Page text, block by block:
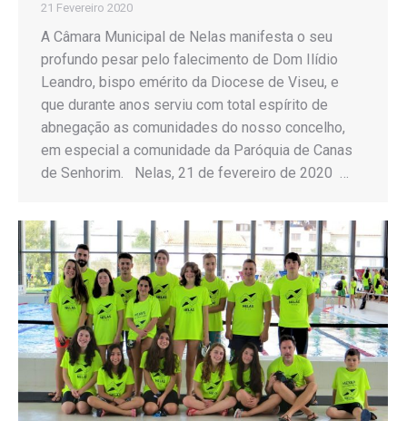
21 Fevereiro 2020
A Câmara Municipal de Nelas manifesta o seu
profundo pesar pelo falecimento de Dom Ilídio
Leandro, bispo emérito da Diocese de Viseu, e
que durante anos serviu com total espírito de
abnegação as comunidades do nosso concelho,
em especial a comunidade da Paróquia de Canas
de Senhorim. Nelas, 21 de fevereiro de 2020 …